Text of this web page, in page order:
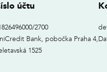
účtu
2700
Bank, pobočka Praha 4,
1525